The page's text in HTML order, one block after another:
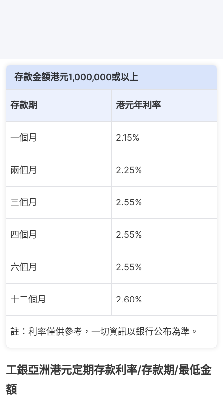
存款金額港元1,000,000或以上
存款期 港元年利率
一個月 2.15%
兩個月 2.25%
三個月 2.55%
四個月 2.55%
六個月 2.55%
十二個月 2.60%
註：利率僅供參考，一切資訊以銀行公布為準。
工銀亞洲港元定期存款利率/存款期/最低金
額